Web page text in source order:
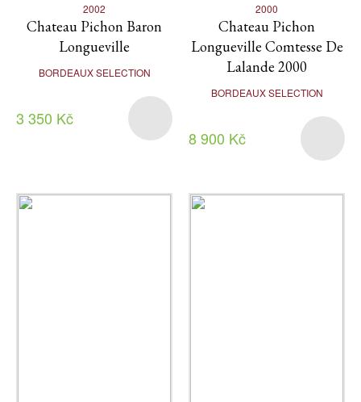
2002
Chateau Pichon Baron
Longueville
BORDEAUX SELECTION
3 350 Kč
2000
Chateau Pichon
Longueville Comtesse De
Lalande 2000
BORDEAUX SELECTION
8 900 Kč